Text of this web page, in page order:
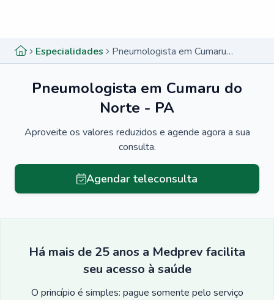
Especialidades Pneumologista em Cumaru do Norte - PA
Pneumologista em Cumaru do
Norte - PA
Aproveite os valores reduzidos e agende agora a sua
consulta.
Agendar teleconsulta
Há mais de 25 anos a Medprev facilita
seu acesso à saúde
O princípio é simples: pague somente pelo serviço